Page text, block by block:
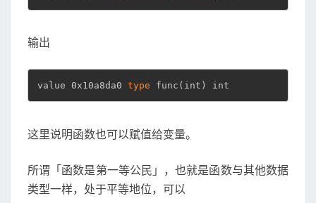
输出
value 0x10a8da0 type func ( int ) int
这里说明函数也可以赋值给变量。
所谓「函数是第一等公民」，也就是函数与其他数据
类型一样，处于平等地位，可以